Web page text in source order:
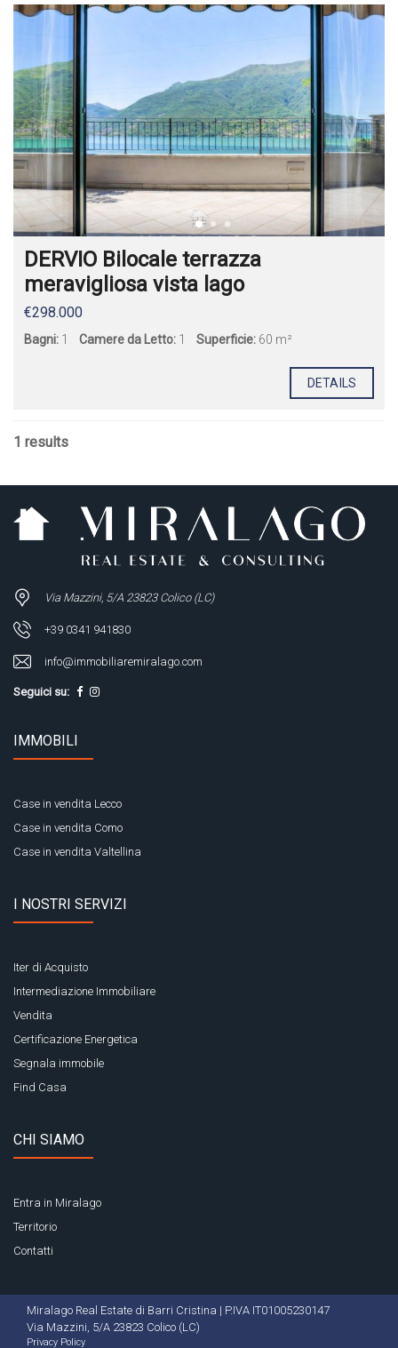
DERVIO Bilocale terrazza
meravigliosa vista lago
€298.000
Bagni: 1 Camere da Letto: 1 Superficie: 60 m²
DETAILS
1 results
Via Mazzini, 5/A 23823 Colico (LC)
+39 0341 941830
info@immobiliaremiralago.com
Seguici su:
IMMOBILI
Case in vendita Lecco
Case in vendita Como
Case in vendita Valtellina
I NOSTRI SERVIZI
Iter di Acquisto
Intermediazione Immobiliare
Vendita
Certificazione Energetica
Segnala immobile
Find Casa
CHI SIAMO
Entra in Miralago
Territorio
Contatti
Miralago Real Estate di Barri Cristina | P.IVA IT01005230147
Via Mazzini, 5/A 23823 Colico (LC)
Privacy Policy